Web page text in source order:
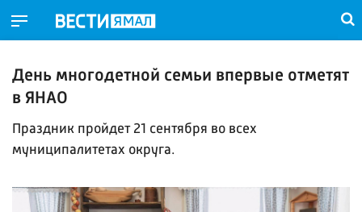
День многодетной семьи впервые отметят
в ЯНАО
Праздник пройдет 21 сентября во всех
муниципалитетах округа.